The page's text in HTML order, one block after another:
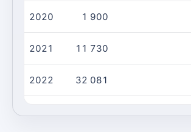
2020 1 900
2021 11 730
2022 32 081